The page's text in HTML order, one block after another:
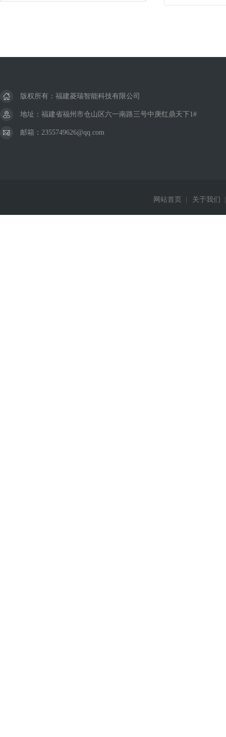
版权所有：福建菱瑞智能科技有限公司
地址：福建省福州市仓山区六一南路三号中庚红鼎天下1#
邮箱：2355749626@qq.com
网站首页 关于我们